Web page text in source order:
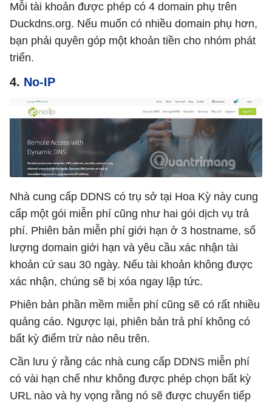
Mỗi tài khoản được phép có 4 domain phụ trên
Duckdns.org. Nếu muốn có nhiều domain phụ hơn,
bạn phải quyên góp một khoản tiền cho nhóm phát
triển.
4. No-IP
Nhà cung cấp DDNS có trụ sở tại Hoa Kỳ này cung
cấp một gói miễn phí cũng như hai gói dịch vụ trả
phí. Phiên bản miễn phí giới hạn ở 3 hostname, số
lượng domain giới hạn và yêu cầu xác nhận tài
khoản cứ sau 30 ngày. Nếu tài khoản không được
xác nhận, chúng sẽ bị xóa ngay lập tức.
Phiên bản phần mềm miễn phí cũng sẽ có rất nhiều
quảng cáo. Ngược lại, phiên bản trả phí không có
bất kỳ điểm trừ nào nêu trên.
Cần lưu ý rằng các nhà cung cấp DDNS miễn phí
có vài hạn chế như không được phép chọn bất kỳ
URL nào và hy vọng rằng nó sẽ được chuyển tiếp